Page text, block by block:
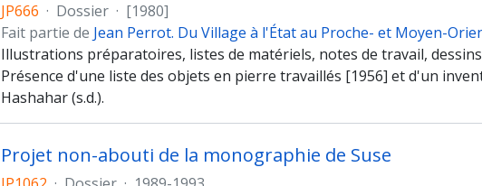
JP666 · Dossier · [1980]
Fait partie de Jean Perrot. Du Village à l'État au Proche- et Moyen-
Illustrations préparatoires, listes de matériels, notes de travail,
Présence d'une liste des objets en pierre travaillés [1956] et d'un
Hashahar (s.d.).
Projet non-abouti de la monographie de Suse